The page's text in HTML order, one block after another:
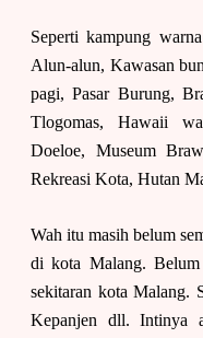
Seperti kampung
Alun-alun, Kawasan
pagi, Pasar Burung,
Tlogomas, Hawaii
Doeloe, Museum
Rekreasi Kota, Hutan
Wah itu masih belum
di kota Malang.
sekitaran kota Malang.
Kepanjen dll. Intinya